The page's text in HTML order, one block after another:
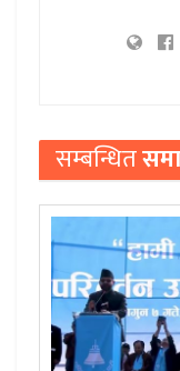
सम्बन्धित